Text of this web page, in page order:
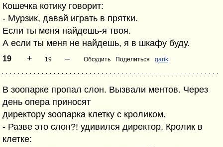
Кошечка котику говорит:
- Мурзик, давай играть в прятки.
Если ты меня найдешь-я твоя.
А если ты меня не найдешь, я в шкафу буду.
19 + 19 – Обсудить Поделиться garik
В зоопарке пропал слон. Вызвали ментов. Через
день опера приносят
директору зоопарка клетку с кроликом.
- Разве это слон?! удивился директор, Кролик в
клетке: